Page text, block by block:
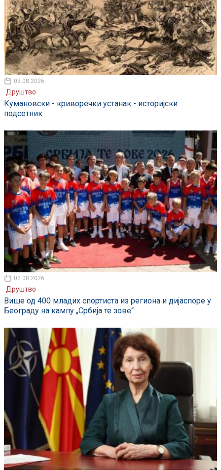
03.08.2026
Друштво
Кумановски - криворечки устанак - историјски
подсетник
02.08.2026
Друштво
Више од 400 младих спортиста из региона и дијаспоре у
Београду на кампу „Србија те зове“